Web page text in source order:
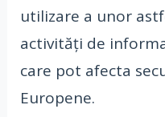
utilizare a unor
activități de
care pot afecta
Europene.